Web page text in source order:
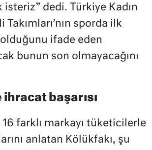
isteriz” dedi. Türkiye Kadın
sporda ilk
olduğunu ifade eden
bunun son olmayacağını
başarısı
farklı markayı tüketicilerle
anlatan Kölükfakı, şu